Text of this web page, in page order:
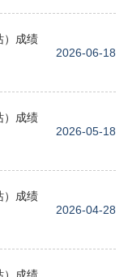
）成绩
2026-06-18
）成绩
2026-05-18
）成绩
2026-04-28